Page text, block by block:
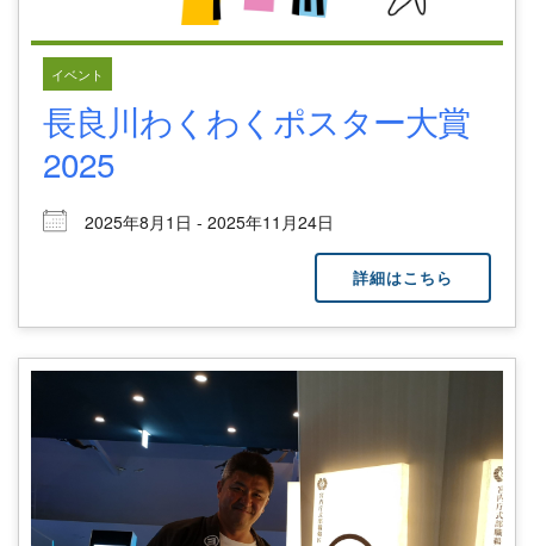
イベント
長良川わくわくポスター大賞
2025
2025年8月1日 - 2025年11月24日
詳細はこちら